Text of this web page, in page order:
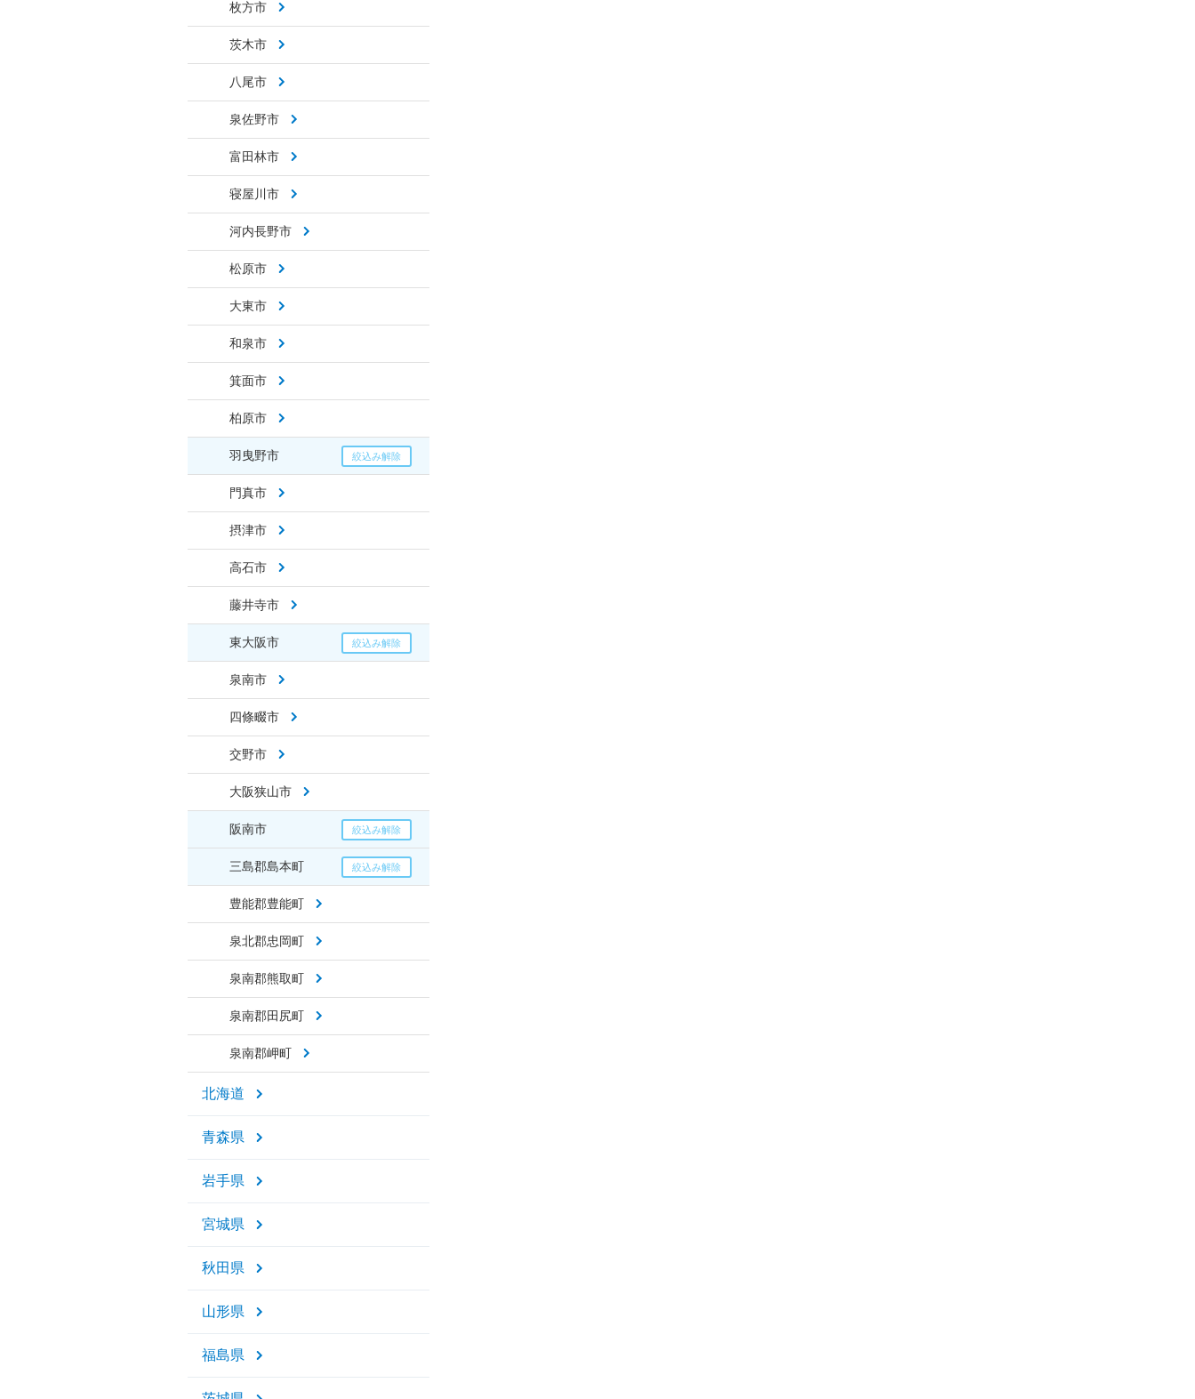
枚方市
茨木市
八尾市
泉佐野市
富田林市
寝屋川市
河内長野市
松原市
大東市
和泉市
箕面市
柏原市
羽曳野市
門真市
摂津市
高石市
藤井寺市
東大阪市
泉南市
四條畷市
交野市
大阪狭山市
阪南市
三島郡島本町
豊能郡豊能町
泉北郡忠岡町
泉南郡熊取町
泉南郡田尻町
泉南郡岬町
北海道
青森県
岩手県
宮城県
秋田県
山形県
福島県